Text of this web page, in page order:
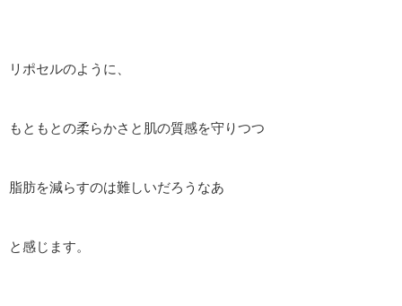
リポセルのように、
もともとの柔らかさと肌の質感を守りつつ
脂肪を減らすのは難しいだろうなあ
と感じます。